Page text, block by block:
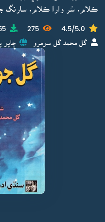
ڪلام، سُر وارا ڪلام، سارنگ
4.5/5.0
275
گل محمد گل سومرو ڇاپو